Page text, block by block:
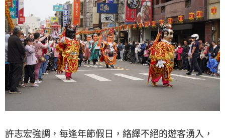
許志宏強調，每逢年節假日，絡繹不絕的遊客湧入，